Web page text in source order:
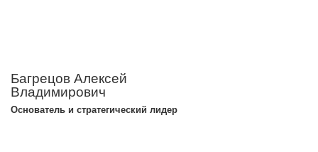
Багрецов Алексей
Владимирович
Основатель и стратегический лидер